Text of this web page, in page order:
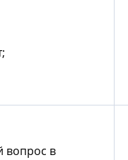
вопрос в